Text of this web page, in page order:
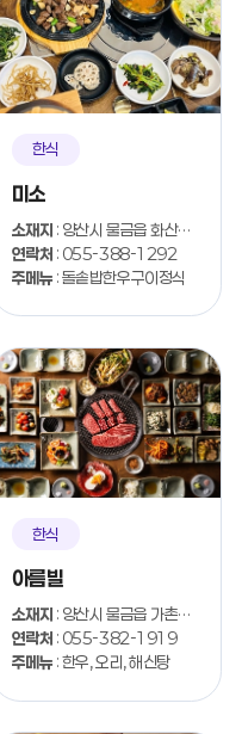
한식
미소
소재지 : 양산시 물금읍 화산길 70
연락처 : 055-388-1292
주메뉴 : 돌솥밥한우구이정식
한식
아름빌
소재지 : 양산시 물금읍 가촌서로 17-22
연락처 : 055-382-1919
주메뉴 : 한우, 오리, 해신탕